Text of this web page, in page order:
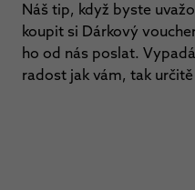
Náš tip, když byste
koupit si Dárkový
ho od nás poslat.
radost jak vám, tak